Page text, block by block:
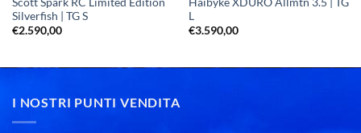
Silverfish | TG S
€2.590,00
L
€3.590,00
I NOSTRI PUNTI VENDITA